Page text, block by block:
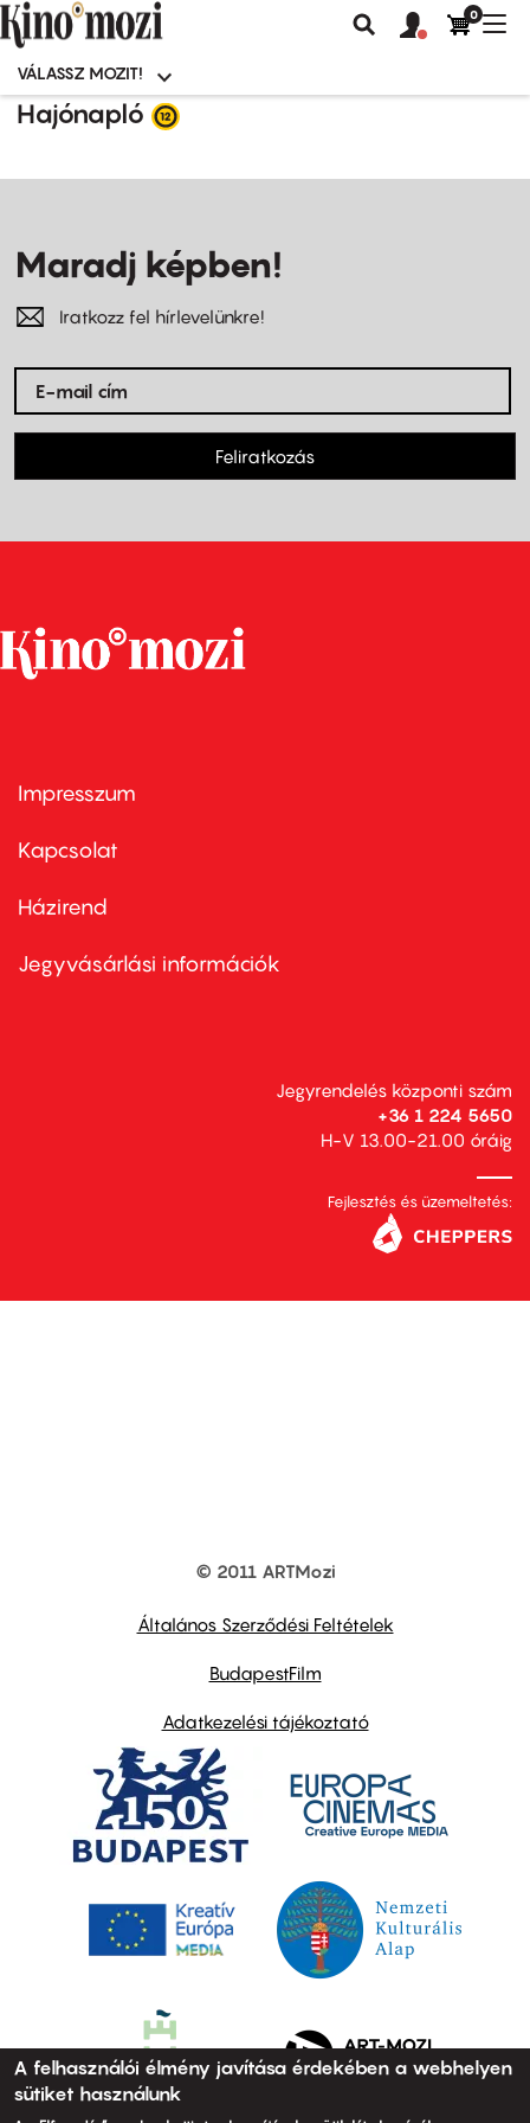
Ugrás
Moziválasztó
menü
VÁLASSZ MOZIT!
Keresés
Felhasználói
fiók
0
Hajónapló
Maradj képben!
Iratkozz fel hírlevelünkre!
Feliratkozás
Footer
first
Impresszum
Kapcsolat
Footer
second
Házirend
Jegyvásárlási információk
Jegyrendelés központi szám
+36 1 224 5650
H-V 13.00-21.00 óráig
Fejlesztés és üzemeltetés:
© 2011 ARTMozi
Általános Szerződési Feltételek
BudapestFilm
Adatkezelési tájékoztató
A felhasználói élmény javítása érdekében a webhelyen
sütiket használunk